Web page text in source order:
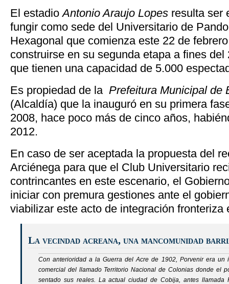
El estadioAntonio Araujo Lopes resulta ser
fungir como sede del Universitario de
Hexagonal que comienza este 22 de
construirse en su segunda etapa a fines
que tienen una capacidad de 5.000
Es propiedad de la Prefeitura Municipal de
(Alcaldía) que la inauguró en su primera
2008, hace poco más de cinco años,
2012.
En caso de ser aceptada la propuesta del
Arciénega para que el Club Universitario
contrincantes en este escenario, el
iniciar con premura gestiones ante el
viabilizar este acto de integración fronteriza
La vecindad acreana, una mancomunidad
Con anterioridad a la Guerra del Acre de 1902, Porvenir era un
comercial del llamado Territorio Nacional de Colonias donde el
sentado sus reales. La actual ciudad de Cobija, antes llamada